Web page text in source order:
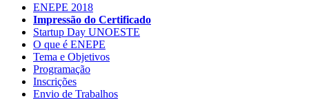
ENEPE 2018
Impressão do Certificado
Startup Day UNOESTE
O que é ENEPE
Tema e Objetivos
Programação
Inscrições
Envio de Trabalhos